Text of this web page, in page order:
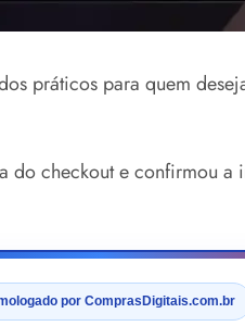
práticos para quem
checkout e confirmou
por ComprasDigitais.com.br